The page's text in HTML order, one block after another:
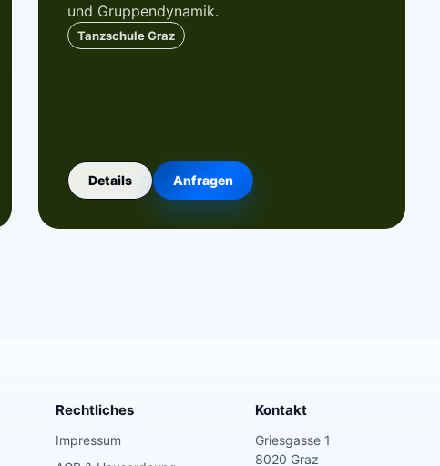
und Gruppendynamik.
Tanzschule Graz
Details Anfragen
Rechtliches
Impressum
Kontakt
Griesgasse 1
8020 Graz